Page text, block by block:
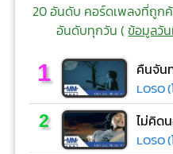
20 อันดับ คอร์ดเพลงที่ถูก
อันดับทุกวัน (ข้อมูลวั
1 คืนจัน
LOSO
2 ไม่คิด
LOSO